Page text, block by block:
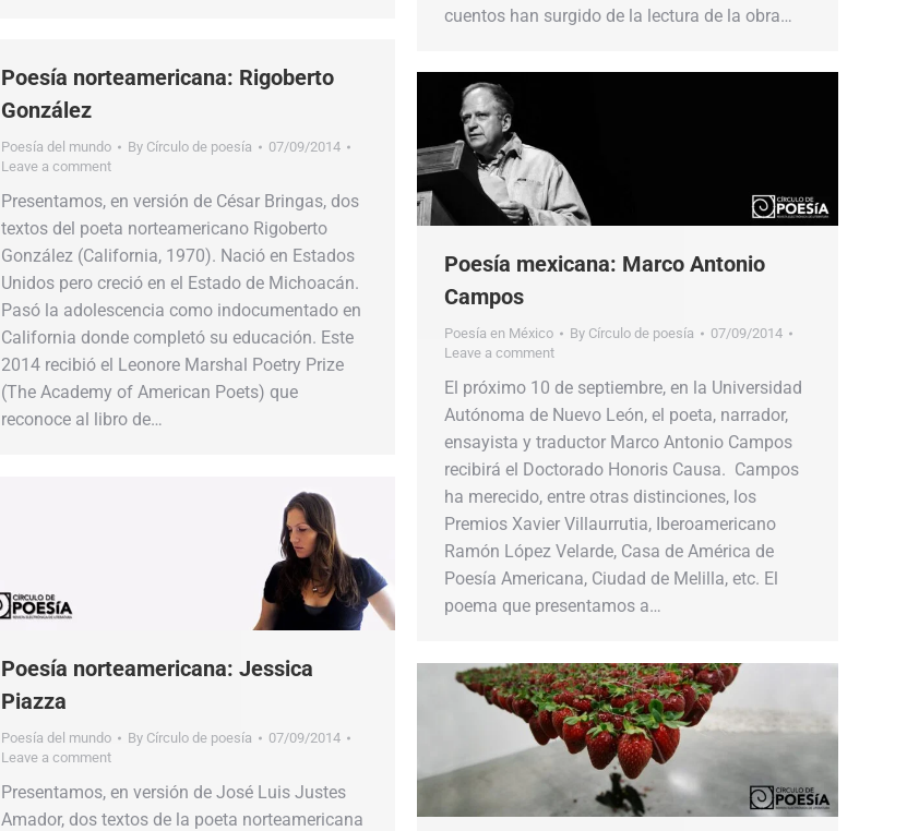
cuentos han surgido de la lectura de la obra…
Poesía norteamericana: Rigoberto
González
Poesía del mundo By Círculo de poesía
07/09/2014
Leave a comment
Presentamos, en versión de César Bringas, dos
textos del poeta norteamericano Rigoberto
González (California, 1970). Nació en Estados
Unidos pero creció en el Estado de Michoacán.
Pasó la adolescencia como indocumentado en
California donde completó su educación. Este
2014 recibió el Leonore Marshal Poetry Prize
(The Academy of American Poets) que
reconoce al libro de…
Poesía mexicana: Marco Antonio
Campos
Poesía en México By Círculo de poesía
07/09/2014
Leave a comment
El próximo 10 de septiembre, en la Universidad
Autónoma de Nuevo León, el poeta, narrador,
ensayista y traductor Marco Antonio Campos
recibirá el Doctorado Honoris Causa. Campos
ha merecido, entre otras distinciones, los
Premios Xavier Villaurrutia, Iberoamericano
Ramón López Velarde, Casa de América de
Poesía Americana, Ciudad de Melilla, etc. El
poema que presentamos a…
Poesía norteamericana: Jessica
Piazza
Poesía del mundo By Círculo de poesía
07/09/2014
Leave a comment
Presentamos, en versión de José Luis Justes
Amador, dos textos de la poeta norteamericana